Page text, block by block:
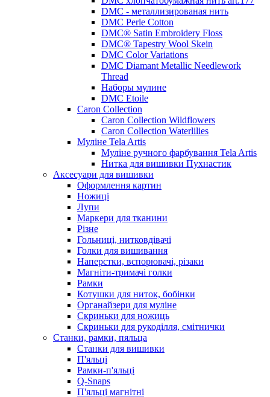
DMC - металлизированая нить
DMC Perle Cotton
DMC® Satin Embroidery Floss
DMC® Tapestry Wool Skein
DMC Color Variations
DMC Diamant Metallic Needlework
Thread
Наборы мулине
DMC Etoile
Caron Collection
Caron Collection Wildflowers
Caron Collection Waterlilies
Муліне Tela Artis
Муліне ручного фарбування Tela Artis
Нитка для вишивки Пухнастик
Аксесуари для вишивки
Оформлення картин
Ножиці
Лупи
Маркери для тканини
Різне
Гольниці, нитковдівачі
Голки для вишивання
Наперстки, вспорювачі, різаки
Магніти-тримачі голки
Рамки
Котушки для ниток, бобінки
Органайзери для муліне
Скриньки для ножиць
Скриньки для рукоділля, смітнички
Станки, рамки, пяльца
Станки для вишивки
П'яльці
Рамки-п'яльці
Q-Snaps
П'яльці магнітні